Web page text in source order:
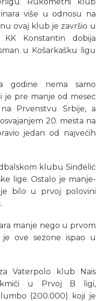
više u odnosu na
ovaj klub je završio u
Konstantin dobija
u Košarkašku ligu
godine nema samo
je pre manje od mesec
Prvenstvu Srbije, a
20. mesta na
jedan od najvećih
klubu Sinđelić
lige. Ostalo je manje-
bilo u prvoj polovini
manje nego u prvom
ove sezone ispao u
Vaterpolo klub Nais
u Prvoj B ligi,
(200.000) koji je